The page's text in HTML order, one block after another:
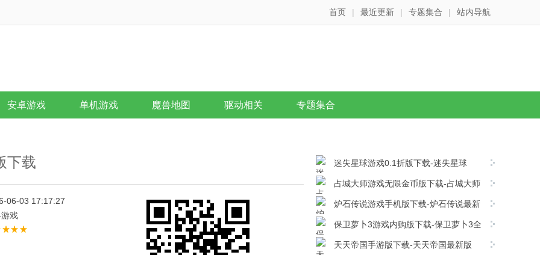
首页 | 最近更新 | 专题集合 | 站内导航
安卓游戏 单机游戏 魔兽地图 驱动相关 专题集合
下载
06-03 17:17:27
戏
迷失星球游戏0.1折版下载-迷失星球
v1.0.0安卓版下载
占城大师游戏无限金币版下载-占城大师
免费版 v1.00安卓版下载
炉石传说游戏手机版下载-炉石传说最新
版 v36.0.246003安卓版下载
保卫萝卜3游戏内购版下载-保卫萝卜3全
解锁版 v6.2.0安卓版下载
天天帝国手游版下载-天天帝国最新版